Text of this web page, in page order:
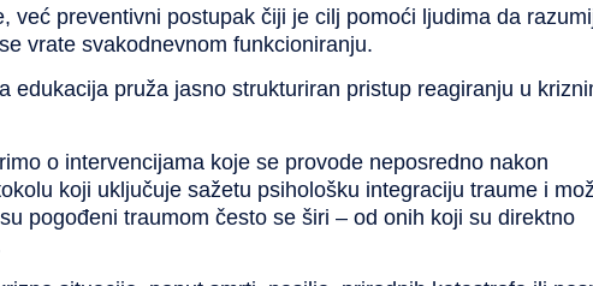
već preventivni postupak čiji je cilj pomoći ljudima da
vrate svakodnevnom funkcioniranju.
edukacija pruža jasno strukturiran pristup reagiranju u
o intervencijama koje se provode neposredno nakon
koji uključuje sažetu psihološku integraciju traume i
pogođeni traumom često se širi – od onih koji su direktno